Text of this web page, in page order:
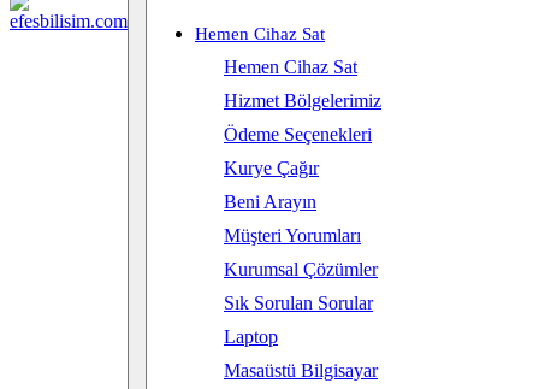
Hemen Cihaz Sat
Hemen Cihaz Sat
Hizmet Bölgelerimiz
Ödeme Seçenekleri
Kurye Çağır
Beni Arayın
Müşteri Yorumları
Kurumsal Çözümler
Sık Sorulan Sorular
Laptop
Masaüstü Bilgisayar